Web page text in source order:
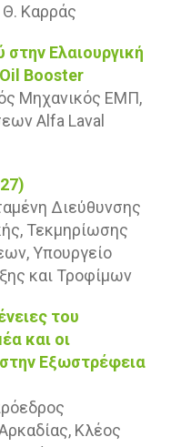
Καρράς
Ελαιουργική
Booster
Μηχανικός ΕΜΠ,
Alfa Laval
Διεύθυνσης
Τεκμηρίωσης
Υπουργείο
και Τροφίμων
του
και οι
Εξωστρέφεια
Κλέος